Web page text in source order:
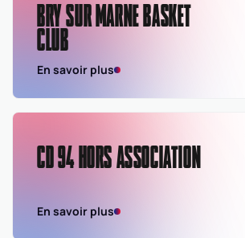
BRY SUR MARNE BASKET
CLUB
En savoir plus
CD 94 HORS ASSOCIATION
En savoir plus